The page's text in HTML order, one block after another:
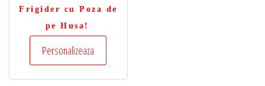
Frigider cu Poza de
pe Husa!
Personalizeaza